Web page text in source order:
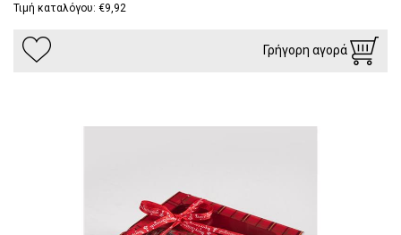
Τιμή καταλόγου: €9,92
Γρήγορη αγορά